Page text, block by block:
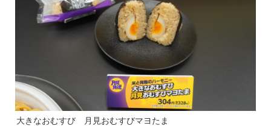
大きなおむすび 月見おむすびマヨたま